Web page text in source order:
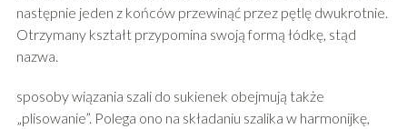
następnie jeden z końców przewinąć przez pętlę dwukrotnie.
Otrzymany kształt przypomina swoją formą łódkę, stąd
nazwa.
sposoby wiązania szali do sukienek obejmują także
„plisowanie”. Polega ono na składaniu szalika w harmonijkę,